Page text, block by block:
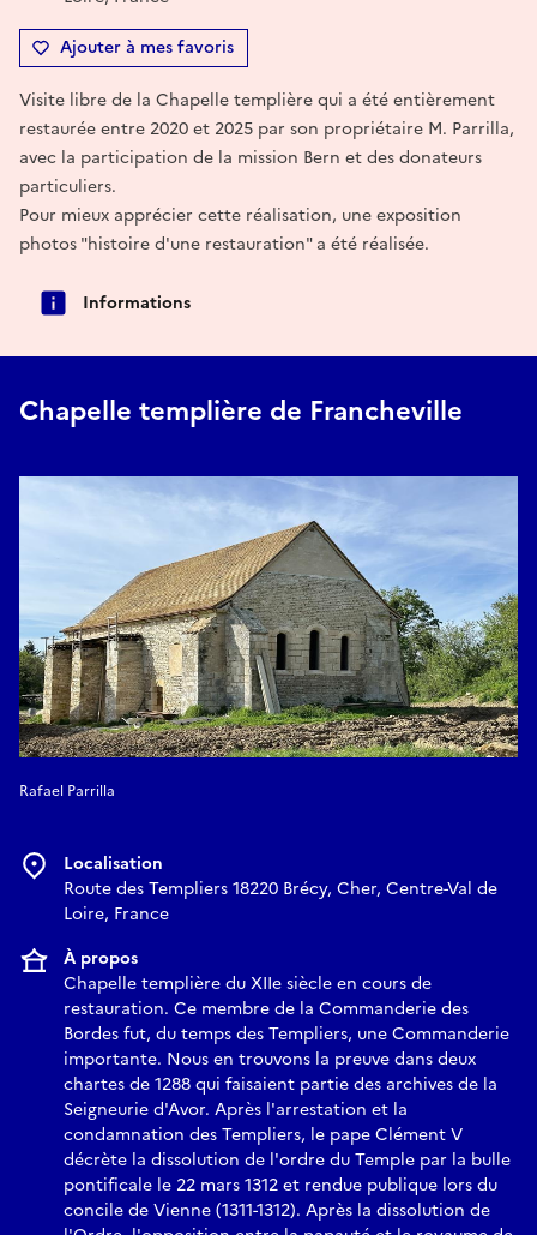
Ajouter à mes favoris
Visite libre de la Chapelle templière qui a été entièrement
restaurée entre 2020 et 2025 par son propriétaire M. Parrilla,
avec la participation de la mission Bern et des donateurs
particuliers.
Pour mieux apprécier cette réalisation, une exposition
photos "histoire d'une restauration" a été réalisée.
Informations
Chapelle templière de Francheville
Rafael Parrilla
Localisation
Route des Templiers 18220 Brécy, Cher, Centre-Val de
Loire, France
À propos
Chapelle templière du XIIe siècle en cours de
restauration. Ce membre de la Commanderie des
Bordes fut, du temps des Templiers, une Commanderie
importante. Nous en trouvons la preuve dans deux
chartes de 1288 qui faisaient partie des archives de la
Seigneurie d'Avor. Après l'arrestation et la
condamnation des Templiers, le pape Clément V
décrète la dissolution de l'ordre du Temple par la bulle
pontificale le 22 mars 1312 et rendue publique lors du
concile de Vienne (1311-1312). Après la dissolution de